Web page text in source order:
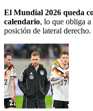
El Mundial 2026 queda
calendario, lo que obliga a
posición de lateral derecho.